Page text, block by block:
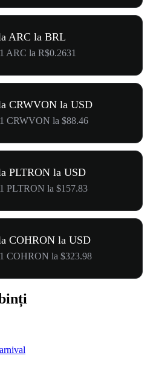
ARC la BRL
ARC la R$0.2631
CRWVON la USD
CRWVON la $88.46
PLTRON la USD
PLTRON la $157.83
COHRON la USD
COHRON la $323.98